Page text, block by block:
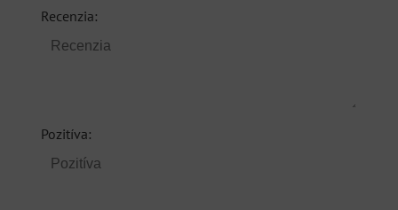
Recenzia:
Pozitíva: